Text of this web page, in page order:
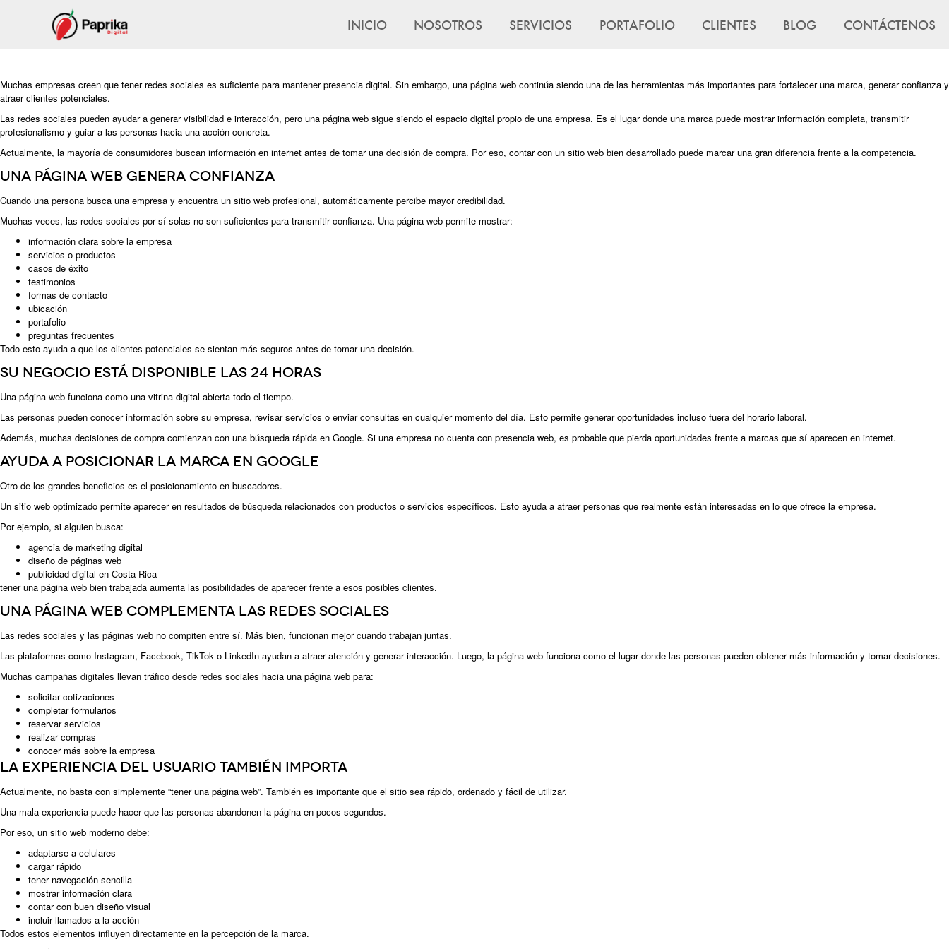
INICIO NOSOTROS SERVICIOS PORTAFOLIO CLIENTES BLOG CONTÁCTENOS
Muchas empresas creen que tener redes sociales es suficiente para mantener presencia digital. Sin embargo, una página web continúa siendo una de las herramientas más importantes para fortalecer una marca, generar confianza y
atraer clientes potenciales.
Las redes sociales pueden ayudar a generar visibilidad e interacción, pero una página web sigue siendo el espacio digital propio de una empresa. Es el lugar donde una marca puede mostrar información completa, transmitir
profesionalismo y guiar a las personas hacia una acción concreta.
Actualmente, la mayoría de consumidores buscan información en internet antes de tomar una decisión de compra. Por eso, contar con un sitio web bien desarrollado puede marcar una gran diferencia frente a la competencia.
Una página web genera confianza
Cuando una persona busca una empresa y encuentra un sitio web profesional, automáticamente percibe mayor credibilidad.
Muchas veces, las redes sociales por sí solas no son suficientes para transmitir confianza. Una página web permite mostrar:
información clara sobre la empresa
servicios o productos
casos de éxito
testimonios
formas de contacto
ubicación
portafolio
preguntas frecuentes
Todo esto ayuda a que los clientes potenciales se sientan más seguros antes de tomar una decisión.
Su negocio está disponible las 24 horas
Una página web funciona como una vitrina digital abierta todo el tiempo.
Las personas pueden conocer información sobre su empresa, revisar servicios o enviar consultas en cualquier momento del día. Esto permite generar oportunidades incluso fuera del horario laboral.
Además, muchas decisiones de compra comienzan con una búsqueda rápida en Google. Si una empresa no cuenta con presencia web, es probable que pierda oportunidades frente a marcas que sí aparecen en internet.
Ayuda a posicionar la marca en Google
Otro de los grandes beneficios es el posicionamiento en buscadores.
Un sitio web optimizado permite aparecer en resultados de búsqueda relacionados con productos o servicios específicos. Esto ayuda a atraer personas que realmente están interesadas en lo que ofrece la empresa.
Por ejemplo, si alguien busca:
agencia de marketing digital
diseño de páginas web
publicidad digital en Costa Rica
tener una página web bien trabajada aumenta las posibilidades de aparecer frente a esos posibles clientes.
Una página web complementa las redes sociales
Las redes sociales y las páginas web no compiten entre sí. Más bien, funcionan mejor cuando trabajan juntas.
Las plataformas como Instagram, Facebook, TikTok o LinkedIn ayudan a atraer atención y generar interacción. Luego, la página web funciona como el lugar donde las personas pueden obtener más información y tomar decisiones.
Muchas campañas digitales llevan tráfico desde redes sociales hacia una página web para:
solicitar cotizaciones
completar formularios
reservar servicios
realizar compras
conocer más sobre la empresa
La experiencia del usuario también importa
Actualmente, no basta con simplemente “tener una página web”. También es importante que el sitio sea rápido, ordenado y fácil de utilizar.
Una mala experiencia puede hacer que las personas abandonen la página en pocos segundos.
Por eso, un sitio web moderno debe:
adaptarse a celulares
cargar rápido
tener navegación sencilla
mostrar información clara
contar con buen diseño visual
incluir llamados a la acción
Todos estos elementos influyen directamente en la percepción de la marca.